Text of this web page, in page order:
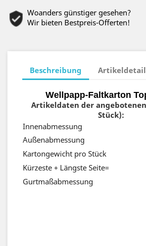
Woanders günstiger gesehen?
Wir bieten Bestpreis-Offerten!
Beschreibung
Wellpapp-Faltkarton
Artikeldaten der
Stück):
Innenabmessung
Außenabmessung
Kartongewicht pro Stück
Kürzeste + Längste Seite=
Gurtmaßabmessung